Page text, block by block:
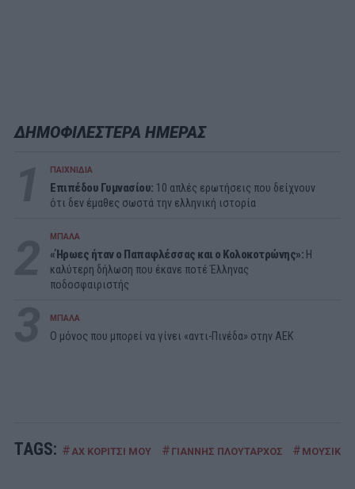
ΔΗΜΟΦΙΛΕΣΤΕΡΑ ΗΜΕΡΑΣ
ΠΑΙΧΝΙΔΙΑ
Επιπέδου Γυμνασίου: 10 απλές ερωτήσεις που δείχνουν
ότι δεν έμαθες σωστά την ελληνική ιστορία
ΜΠΑΛΑ
«Ήρωες ήταν ο Παπαφλέσσας και ο Κολοκοτρώνης»: Η
καλύτερη δήλωση που έκανε ποτέ Έλληνας
ποδοσφαιριστής
ΜΠΑΛΑ
Ο μόνος που μπορεί να γίνει «αντι-Πινέδα» στην ΑΕΚ
TAGS: # ΑΧ ΚΟΡΙΤΣΙ ΜΟΥ # ΓΙΑΝΝΗΣ ΠΛΟΥΤΑΡΧΟΣ # ΜΟΥΣΙΚΗ